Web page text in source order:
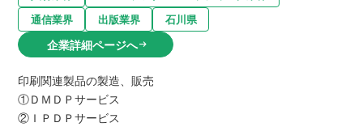
通信業界
出版業界 石川県
企業詳細ページへarrow_right_alt
印刷関連製品の製造、販売
①ＤＭＤＰサービス
②ＩＰＤＰサービス